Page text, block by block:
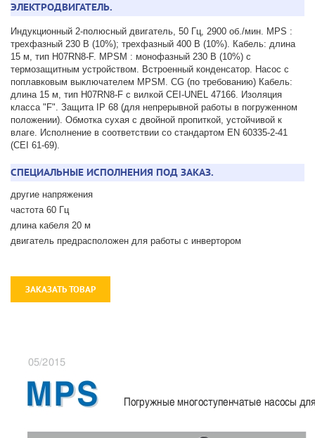
ЭЛЕКТРОДВИГАТЕЛЬ.
Индукционный 2-полюсный двигатель, 50 Гц, 2900 об./мин. MPS :
трехфазный 230 В (10%); трехфазный 400 В (10%). Кабель: длина
15 м, тип H07RN8-F. MPSM : монофазный 230 В (10%) с
термозащитным устройством. Встроенный конденсатор. Насос с
поплавковым выключателем MPSM. CG (по требованию) Кабель:
длина 15 м, тип H07RN8-F с вилкой CEI-UNEL 47166. Изоляция
класса "F". Защита IP 68 (для непрерывной работы в погруженном
положении). Обмотка сухая с двойной пропиткой, устойчивой к
влаге. Исполнение в соответствии со стандартом EN 60335-2-41
(CEI 61-69).
СПЕЦИАЛЬНЫЕ ИСПОЛНЕНИЯ ПОД ЗАКАЗ.
другие напряжения
частота 60 Гц
длина кабеля 20 м
двигатель предрасположен для работы с инвертором
ЗАКАЗАТЬ ТОВАР